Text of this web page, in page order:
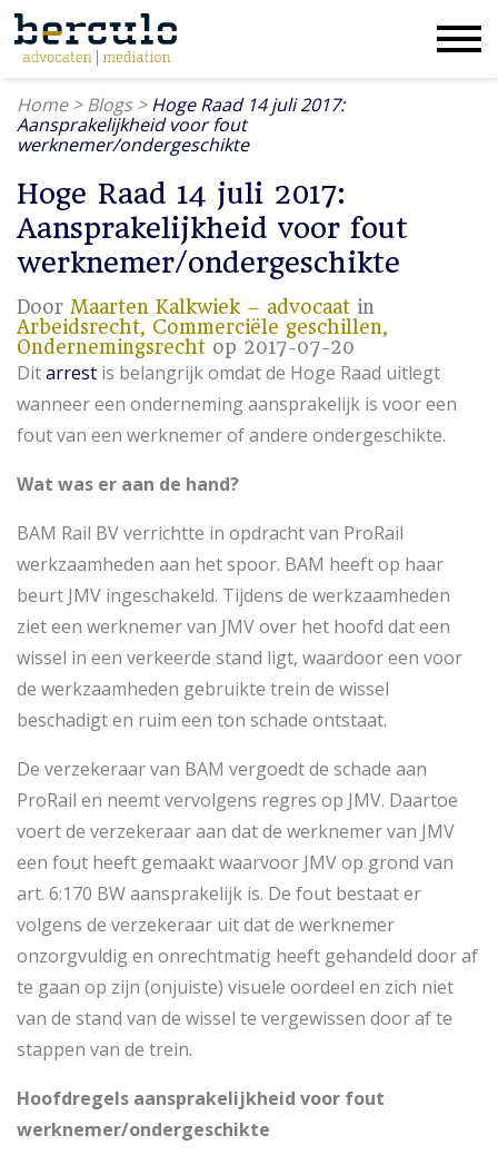
Home>Blogs>Hoge Raad 14 juli 2017:
Aansprakelijkheid voor fout
werknemer/ondergeschikte
Hoge Raad 14 juli 2017:
Aansprakelijkheid voor fout
werknemer/ondergeschikte
Door Maarten Kalkwiek – advocaat in
Arbeidsrecht, Commerciële geschillen,
Ondernemingsrecht op 2017-07-20
Ditarrest is belangrijk omdat de Hoge Raad uitlegt
wanneer een onderneming aansprakelijk is voor een
fout van een werknemer of andere ondergeschikte.
Wat was er aan de hand?
BAM Rail BV verrichtte in opdracht van ProRail
werkzaamheden aan het spoor. BAM heeft op haar
beurt JMV ingeschakeld. Tijdens de werkzaamheden
ziet een werknemer van JMV over het hoofd dat een
wissel in een verkeerde stand ligt, waardoor een voor
de werkzaamheden gebruikte trein de wissel
beschadigt en ruim een ton schade ontstaat.
De verzekeraar van BAM vergoedt de schade aan
ProRail en neemt vervolgens regres op JMV. Daartoe
voert de verzekeraar aan dat de werknemer van JMV
een fout heeft gemaakt waarvoor JMV op grond van
art. 6:170 BW aansprakelijk is. De fout bestaat er
volgens de verzekeraar uit dat de werknemer
onzorgvuldig en onrechtmatig heeft gehandeld door af
te gaan op zijn (onjuiste) visuele oordeel en zich niet
van de stand van de wissel te vergewissen door af te
stappen van de trein.
Hoofdregels aansprakelijkheid voor fout
werknemer/ondergeschikte